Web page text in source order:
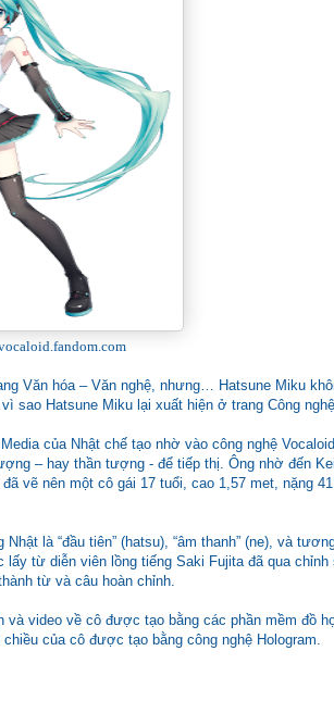
Văn hóa – Văn nghệ, nhưng… Hatsune Miku
sao Hatsune Miku lại xuất hiện ở trang Công nghệ
của Nhật chế tạo nhờ vào công nghệ
– hay thần tượng - để tiếp thị. Ông nhờ đến
vẽ nên một cô gái 17 tuổi, cao 1,57 met, nặng
là “đầu tiên” (hatsu), “âm thanh” (ne), và
từ diễn viên lồng tiếng Saki Fujita đã qua
từ và câu hoàn chỉnh.
video về cô được tạo bằng các phần mềm đồ
của cô được tạo bằng công nghệ Hologram.